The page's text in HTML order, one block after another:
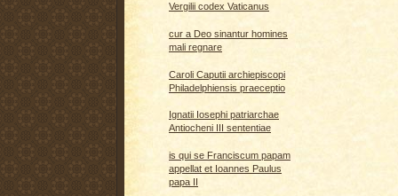
Vergilii codex Vaticanus
cur a Deo sinantur homines
mali regnare
Caroli Caputii archiepiscopi
Philadelphiensis praeceptio
Ignatii Iosephi patriarchae
Antiocheni III sententiae
is qui se Franciscum papam
appellat et Ioannes Paulus
papa II